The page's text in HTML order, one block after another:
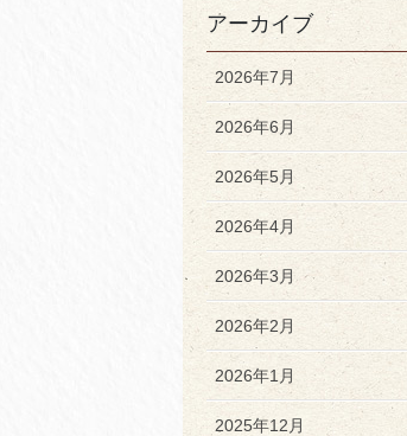
アーカイブ
2026年7月
2026年6月
2026年5月
2026年4月
2026年3月
2026年2月
2026年1月
2025年12月